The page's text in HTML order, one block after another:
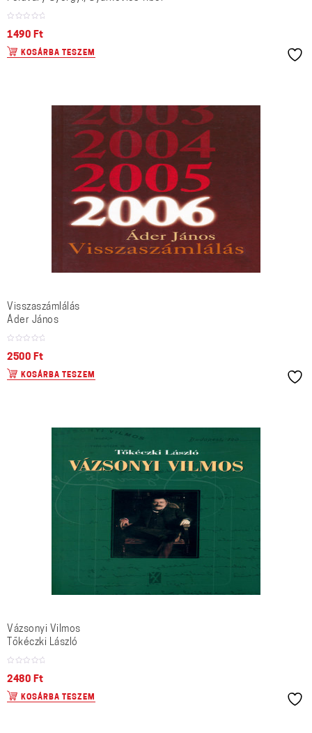
1490 Ft
KOSÁRBA TESZEM
Visszaszámlálás
Áder János
2500 Ft
KOSÁRBA TESZEM
Vázsonyi Vilmos
Tőkéczki László
2480 Ft
KOSÁRBA TESZEM